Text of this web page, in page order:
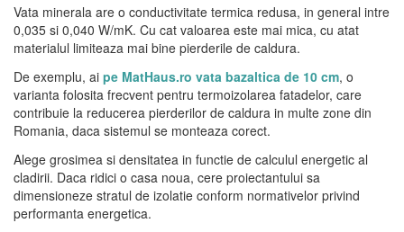
Vata minerala are o conductivitate termica redusa, in general intre
0,035 si 0,040 W/mK. Cu cat valoarea este mai mica, cu atat
materialul limiteaza mai bine pierderile de caldura.
De exemplu, ai pe MatHaus.ro vata bazaltica de 10 cm, o
varianta folosita frecvent pentru termoizolarea fatadelor, care
contribuie la reducerea pierderilor de caldura in multe zone din
Romania, daca sistemul se monteaza corect.
Alege grosimea si densitatea in functie de calculul energetic al
cladirii. Daca ridici o casa noua, cere proiectantului sa
dimensioneze stratul de izolatie conform normativelor privind
performanta energetica.